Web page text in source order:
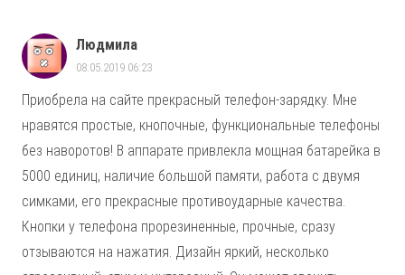
Людмила
08.05.2019 06:23
Приобрела на сайте прекрасный телефон-зарядку. Мне
нравятся простые, кнопочные, функциональные телефоны
без наворотов! В аппарате привлекла мощная батарейка в
5000 единиц, наличие большой памяти, работа с двумя
симками, его прекрасные противоударные качества.
Кнопки у телефона прорезиненные, прочные, сразу
отзываются на нажатия. Дизайн яркий, несколько